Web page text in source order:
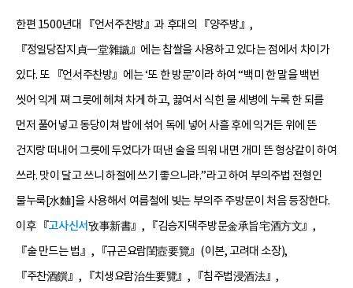
한편 1500년대 『언서주찬방』과 후대의 『양주방』,
『정일당잡지貞一堂雜識』에는 찹쌀을 사용하고 있다는 점에서 차이가
있다. 또 『언서주찬방』에는 ‘또 한 방문’이라 하여 “백미 한 말을 백번
씻어 익게 쪄 그릇에 헤쳐 차게 하고, 끓여서 식힌 물 세병에 누록 한 되를
먼저 풀어넣고 동당이쳐 밥에 섞어 독에 넣어 사흘 후에 익거든 위에 뜬
건지랑 떠내어 그릇에 두었다가 떠낸 술을 띄워 내면 개미 뜬 형상같이 하여
쓰라. 맛이 달고 쓰니 하절에 쓰기 좋으니라.”라고 하여 부의주법 전형인
물누룩[水麯]을 사용해서 여름철에 빚는 부의주 주방문이 처음 등장한다.
이후 『고사신서攷事新書』, 『김승지댁주방문金承旨宅酒方文』,
『술 만드는 법』, 『규곤요람閨壼要覽』(이본, 고려대 소장),
『주찬酒饌』, 『치생요람治生要覽』, 『침주법浸酒法』,